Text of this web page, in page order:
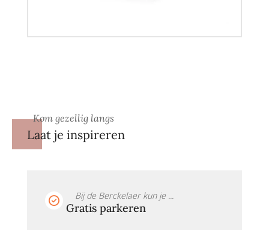
Kom gezellig langs
Laat je inspireren
Bij de Berckelaer kun je ...
Gratis parkeren